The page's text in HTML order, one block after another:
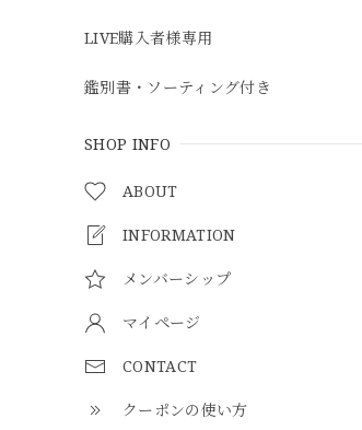
LIVE購入者様専用
鑑別書・ソーティング付き
SHOP INFO
ABOUT
INFORMATION
メンバーシップ
マイページ
CONTACT
クーポンの使い方